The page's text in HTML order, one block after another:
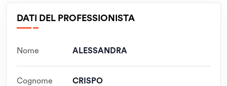
DATI DEL PROFESSIONISTA
Nome ALESSANDRA
Cognome CRISPO